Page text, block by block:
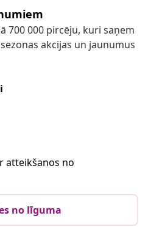
700 000 pircēju, kuri saņem
akcijas un jaunumus
atteikšanos no
no līguma